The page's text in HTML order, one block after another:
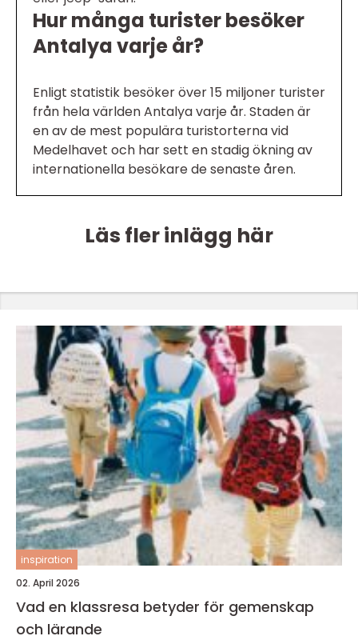
Hur många turister besöker
Antalya varje år?
Enligt statistik besöker över 15 miljoner turister
från hela världen Antalya varje år. Staden är
en av de mest populära turistorterna vid
Medelhavet och har sett en stadig ökning av
internationella besökare de senaste åren.
Läs fler inlägg här
inspiration
02. April 2026
Vad en klassresa betyder för gemenskap
och lärande